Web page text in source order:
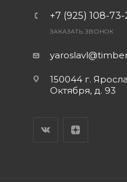
+7 (925) 108-73-
ЗАКАЗАТЬ ЗВОНОК
150044 г.
Октября, д. 93